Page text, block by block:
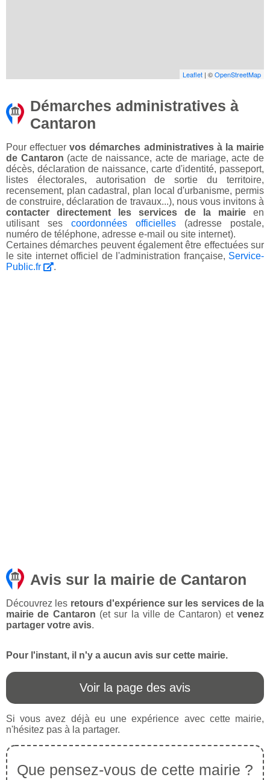
Leaflet | ©OpenStreetMap
Démarches administratives à
Cantaron
Pour effectuervos démarches administratives à la mairie
de Cantaron (acte de naissance, acte de mariage, acte de
décès, déclaration de naissance, carte d'identité, passeport,
listes électorales, autorisation de sortie du territoire,
recensement, plan cadastral, plan local d'urbanisme, permis
de construire, déclaration de travaux...), nous vous invitons à
contacter directement les services de la mairie en
utilisant ses coordonnées officielles (adresse postale,
numéro de téléphone, adresse e-mail ou site internet).
Certaines démarches peuvent également être effectuées sur
le site internet officiel de l'administration française, Service-
Public.fr
.
Avis sur la mairie de Cantaron
Découvrez les retours d'expérience sur les services de la
mairie de Cantaron (et sur la ville de Cantaron) etvenez
partager votre avis.
Pour l'instant, il n'y a aucun avis sur cette mairie.
Voir la page des avis
Si vous avez déjà eu une expérience avec cette mairie,
n'hésitez pas à la partager.
Que pensez-vous de cette mairie ?